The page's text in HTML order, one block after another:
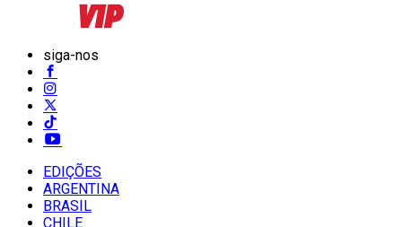
siga-nos
EDIÇÕES
ARGENTINA
BRASIL
CHILE